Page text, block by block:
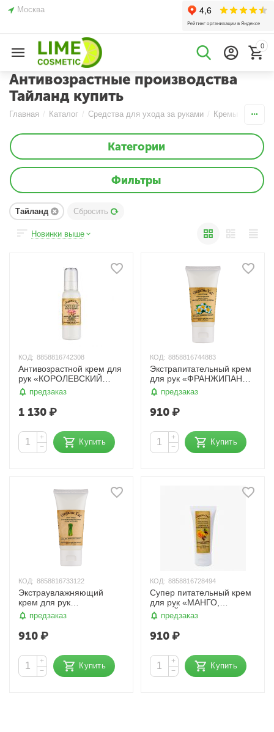
Москва
0
Антивозрастные производства
Тайланд купить
Главная / Каталог / Средства для ухода за руками / Кремы
Категории
Фильтры
Тайланд Сбросить
Новинки выше
КОД: 8858816742308
Антивозрастной крем для
рук «КОРОЛЕВСКИЙ
ЛОТОС, ШИ И
ЖОЖОБА», 120 мл.
OrganicTai
предзаказ
1 130₽
+
−
Купить
КОД: 8858816744883
Экстрапитательный крем
для рук «ФРАНЖИПАНИ,
ШИ И ЖОЖОБА», 60 мл.
OrganicTai
предзаказ
910₽
+
−
Купить
КОД: 8858816733122
Экстраувлажняющий
крем для рук
«ЛЕМОНГРАСС», 60 мл.
OrganicTai
предзаказ
910₽
+
−
Купить
КОД: 8858816728494
Cупер питательный крем
для рук «МАНГО,
ПАПАЙЯ и ШИ», 60 мл.
OrganicTai
предзаказ
910₽
+
−
Купить